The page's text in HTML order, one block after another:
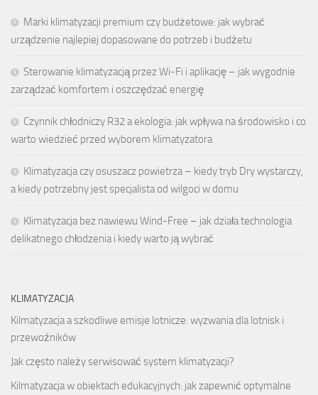
Marki klimatyzacji premium czy budżetowe: jak wybrać
urządzenie najlepiej dopasowane do potrzeb i budżetu
Sterowanie klimatyzacją przez Wi-Fi i aplikację – jak wygodnie
zarządzać komfortem i oszczędzać energię
Czynnik chłodniczy R32 a ekologia: jak wpływa na środowisko i co
warto wiedzieć przed wyborem klimatyzatora
Klimatyzacja czy osuszacz powietrza – kiedy tryb Dry wystarczy,
a kiedy potrzebny jest specjalista od wilgoci w domu
Klimatyzacja bez nawiewu Wind-Free – jak działa technologia
delikatnego chłodzenia i kiedy warto ją wybrać
KLIMATYZACJA
Kilmatyzacja a szkodliwe emisje lotnicze: wyzwania dla lotnisk i
przewoźników
Jak często należy serwisować system klimatyzacji?
Kilmatyzacja w obiektach edukacyjnych: jak zapewnić optymalne